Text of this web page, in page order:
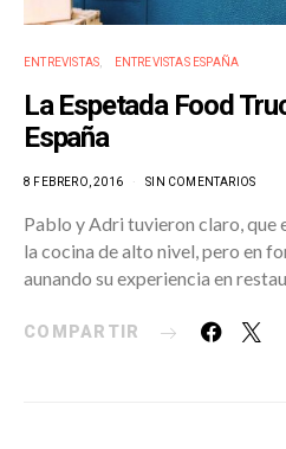
ENTREVISTAS ENTREVISTAS ESPAÑA
La Espetada Food
España
8 FEBRERO, 2016 SIN COMENTARIOS
Pablo y Adri tuvieron claro, que
la cocina de alto nivel, pero en
aunando su experiencia en
COMPARTIR